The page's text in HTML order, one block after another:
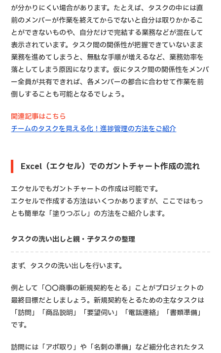
が分かりにくい場合があります。たとえば、タスクの中には直
前のメンバーが作業を終えてからでないと自分は取りかかるこ
とができないものや、自分だけで完結する業務などが混在して
表示されています。タスク間の関係性が把握できていないまま
業務を進めてしまうと、無駄な手順が増えるなど、業務効率を
落としてしまう原因になります。仮にタスク間の関係性をメンバ
ー全員が共有できれば、各メンバーの都合に合わせて作業を前
倒しすることも可能となるでしょう。
関連記事はこちら
チームのタスクを見える化！進捗管理の方法をご紹介
Excel（エクセル）でのガントチャート作成の流れ
エクセルでもガントチャートの作成は可能です。
エクセルで作成する方法はいくつかありますが、ここではもっ
とも簡単な「塗りつぶし」の方法をご紹介します。
タスクの洗い出しと親・子タスクの整理
まず、タスクの洗い出しを行います。
例として「〇〇商事の新規契約をとる」ことがプロジェクトの
最終目標だとしましょう。新規契約をとるための主なタスクは
「訪問」「商品説明」「要望伺い」「電話連絡」「書類準備」
です。
訪問には「アポ取り」や「名刺の準備」など細分化されたタス